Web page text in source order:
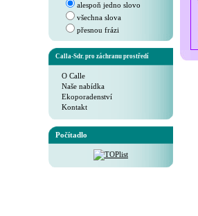
alespoň jedno slovo
všechna slova
přesnou frázi
Calla-Sdr. pro záchranu prostředí
O Calle
Naše nabídka
Ekoporadenství
Kontakt
Počítadlo